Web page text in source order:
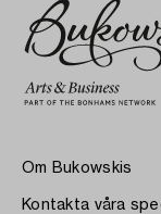
Om Bukowskis
Kontakta våra